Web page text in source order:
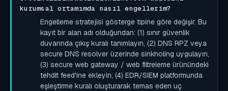
kurumsal ortamımda nasıl engellerim?
Engelleme stratejisi gösterge tipine göre değişir. Bu
kayıt bir alan adı olduğundan: (1) sınır güvenlik
duvarında çıkış kuralı tanımlayın, (2) DNS RPZ veya
secure DNS resolver üzerinde sinkholing uygulayın,
(3) secure web gateway / web filtreleme ürünündeki
tehdit feed'ine ekleyin, (4) EDR/SIEM platformunda
eşleştirme kuralı oluşturarak temas eden uç